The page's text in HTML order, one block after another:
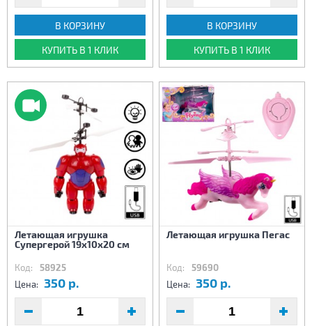
В КОРЗИНУ
КУПИТЬ В 1 КЛИК
В КОРЗИНУ
КУПИТЬ В 1 КЛИК
Летающая игрушка
Супергерой 19х10х20 см
Код: 58925
Цена: 350 р.
Летающая игрушка Пегас
Код: 59690
Цена: 350 р.